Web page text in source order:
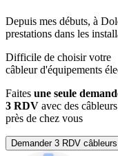
Depuis mes débuts, à
prestations dans les
Difficile de choisir votre
câbleur d'équipements
Faites une seule
3 RDV avec des
près de chez vous
Demander 3 RDV câbleurs